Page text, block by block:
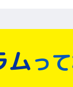
ムっ